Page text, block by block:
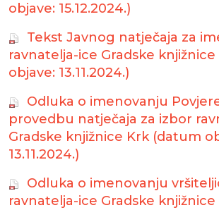
objave: 15.12.2024.)
Tekst Javnog natječaja za
ravnatelja-ice Gradske
objave: 13.11.2024.)
Odluka o imenovanju
provedbu natječaja za izbor
Gradske knjižnice Krk (datum
13.11.2024.)
Odluka o imenovanju
ravnatelja-ice Gradske knjižnice